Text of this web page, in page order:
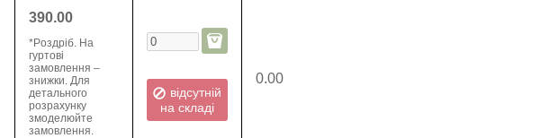
390.00
*Pоздріб. На
гуртові
замовлення –
знижки. Для
детального
розрахунку
змоделюйте
замовлення.
відсутній
на складі
0.00